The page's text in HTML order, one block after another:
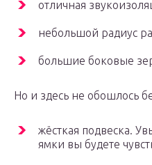
отличная
небольшой радиус
большие боковые
Но и здесь не обошлось
жёсткая подвеска.
ямки вы будете